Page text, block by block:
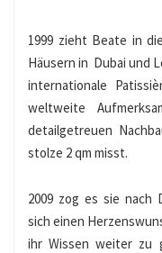
1999 zieht Beate in
Häusern in Dubai und
internationale
weltweite
detailgetreuen
stolze 2 qm misst.
2009 zog es sie nach
sich einen
ihr Wissen weiter zu